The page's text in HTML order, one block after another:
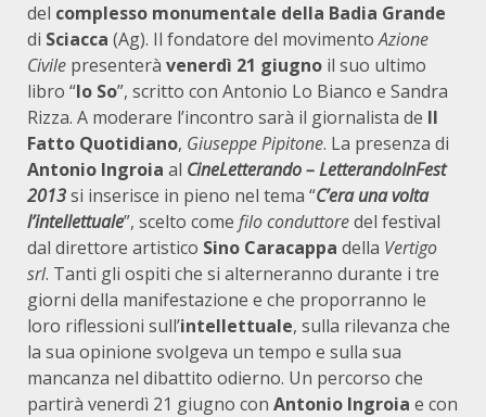
del complesso monumentale della Badia Grande
di Sciacca (Ag). Il fondatore del movimentoAzione
Civile presenterà venerdì 21 giugno il suo ultimo
libro “Io So”, scritto con Antonio Lo Bianco e Sandra
Rizza. A moderare l’incontro sarà il giornalista de Il
Fatto Quotidiano, Giuseppe Pipitone. La presenza di
Antonio Ingroia al CineLetterando – LetterandoInFest
2013si inserisce in pieno nel tema “C’era una volta
l’intellettuale”, scelto come filo conduttoredel festival
dal direttore artistico Sino Caracappa della Vertigo
srl. Tanti gli ospiti che si alterneranno durante i tre
giorni della manifestazione e che proporranno le
loro riflessioni sull’intellettuale, sulla rilevanza che
la sua opinione svolgeva un tempo e sulla sua
mancanza nel dibattito odierno. Un percorso che
partirà venerdì 21 giugno con Antonio Ingroia e con